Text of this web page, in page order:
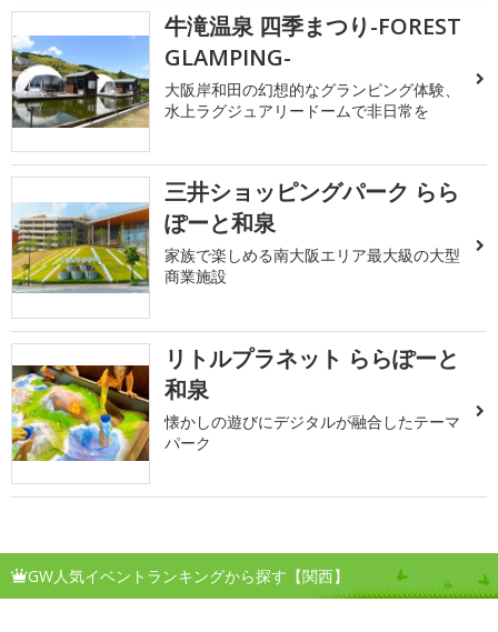
牛滝温泉 四季まつり-FOREST
GLAMPING-
大阪岸和田の幻想的なグランピング体験、
水上ラグジュアリードームで非日常を
三井ショッピングパーク らら
ぽーと和泉
家族で楽しめる南大阪エリア最大級の大型
商業施設
リトルプラネット ららぽーと
和泉
懐かしの遊びにデジタルが融合したテーマ
パーク
GW人気イベントランキングから探す【関西】